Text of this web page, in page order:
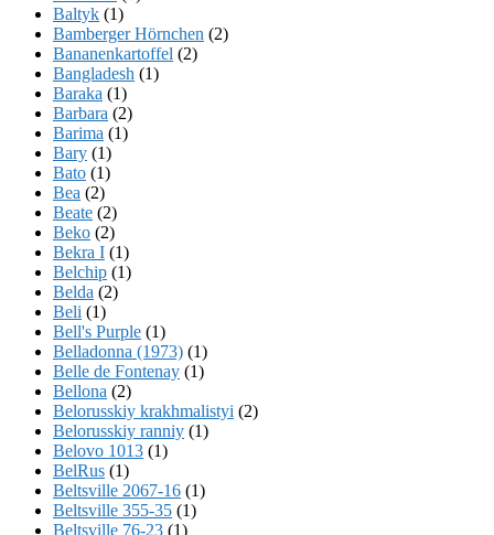
Baltyk (1)
Bamberger Hörnchen (2)
Bananenkartoffel (2)
Bangladesh (1)
Baraka (1)
Barbara (2)
Barima (1)
Bary (1)
Bato (1)
Bea (2)
Beate (2)
Beko (2)
Bekra I (1)
Belchip (1)
Belda (2)
Beli (1)
Bell's Purple (1)
Belladonna (1973) (1)
Belle de Fontenay (1)
Bellona (2)
Belorusskiy krakhmalistyi (2)
Belorusskiy ranniy (1)
Belovo 1013 (1)
BelRus (1)
Beltsville 2067-16 (1)
Beltsville 355-35 (1)
Beltsville 76-23 (1)